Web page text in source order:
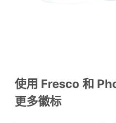
使用 Fresco 和
更多徽标